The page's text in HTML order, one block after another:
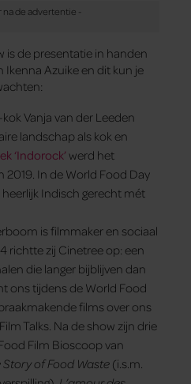
is de presentatie in handen
Ikenna Azuike en dit kun je
Vanja van der Leeden
landschap als kok en
‘Indorock’ werd het
2019. In de World Food Day
Indisch gerecht mét
is filmmaker en sociaal
richtte zij Cinetree op: een
die langer bijblijven dan
ons tijdens de World Food
films over ons
Talks. Na de show zijn drie
Film Bioscoop van
Story of Food Waste (i.s.m.